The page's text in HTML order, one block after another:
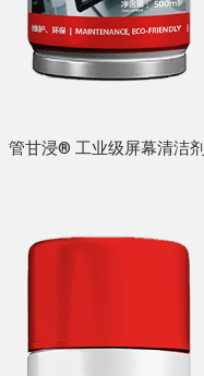
管甘浸® 工业级屏幕清洁剂